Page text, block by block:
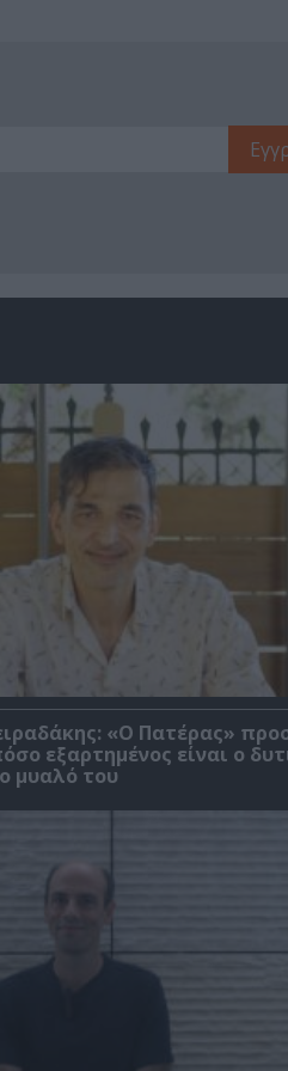
«O Πατέρας»
εξαρτημένος είναι ο
μυαλό του